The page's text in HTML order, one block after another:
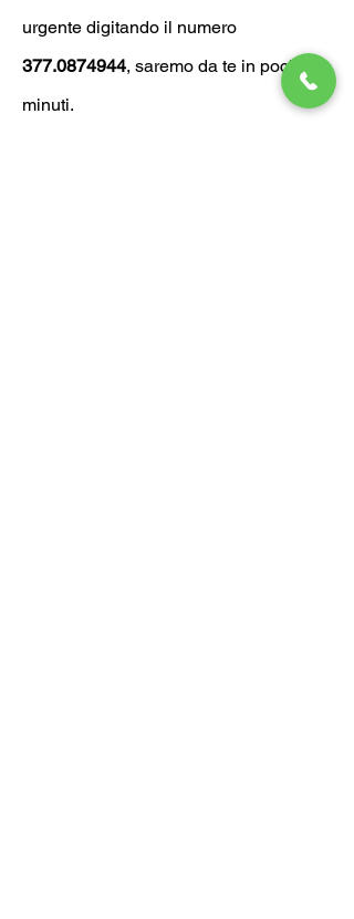
urgente digitando il numero
377.0874944, saremo da te in pochi
minuti.